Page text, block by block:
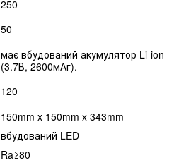
250
50
має вбудований акумулятор Li-ion
(3.7В, 2600мАг).
120
150mm x 150mm x 343mm
вбудований LED
Ra≥80